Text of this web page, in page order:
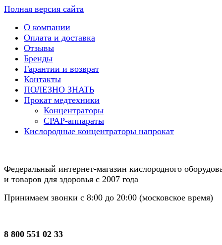
Полная версия сайта
О компании
Оплата и доставка
Отзывы
Бренды
Гарантии и возврат
Контакты
ПОЛЕЗНО ЗНАТЬ
Прокат медтехники
Концентраторы
CPAP-аппараты
Кислородные концентраторы напрокат
Федеральный интернет-магазин кислородного
и товаров для здоровья с 2007 года
Принимаем звонки с 8:00 до 20:00 (московское время)
8 800 551 02 33